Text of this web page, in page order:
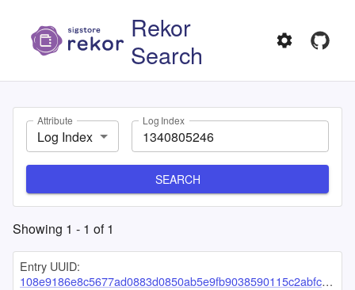
Rekor
Search
Attribute
Log Index
Log Index
SEARCH
Showing 1 - 1 of1
Entry UUID:
108e9186e8c5677ad0883d0850ab5e9fb9038590115c2abfcd762629441123a46a2e5c4a1b09fcaf